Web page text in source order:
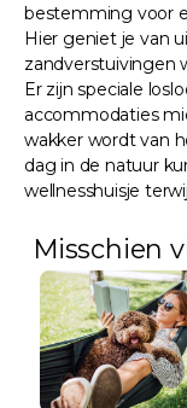
bestemming voor
Hier geniet je van
zandverstuivingen
Er zijn speciale
accommodaties
wakker wordt van
dag in de natuur
wellnesshuisje
Misschien